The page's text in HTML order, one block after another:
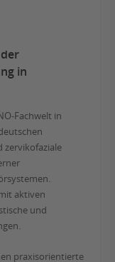
in
Fachwelt in
zervikofaziale
aktiven
und
praxisorientierte